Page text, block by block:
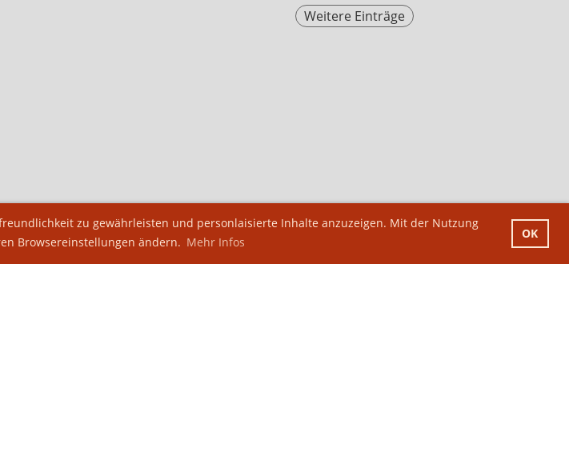
zu gewährleisten und personlaisierte Inhalte anzuzeigen. Mit der Nutzung
Browsereinstellungen ändern. Mehr Infos
OK
Weitere Einträge